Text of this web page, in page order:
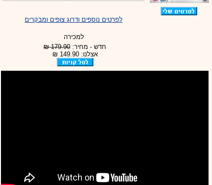
לפרטים נוספים ודרוג צופים ומבקרים
למכירה
חדש - מחיר: 179.90 ₪
אצלנו: 149.90 ₪